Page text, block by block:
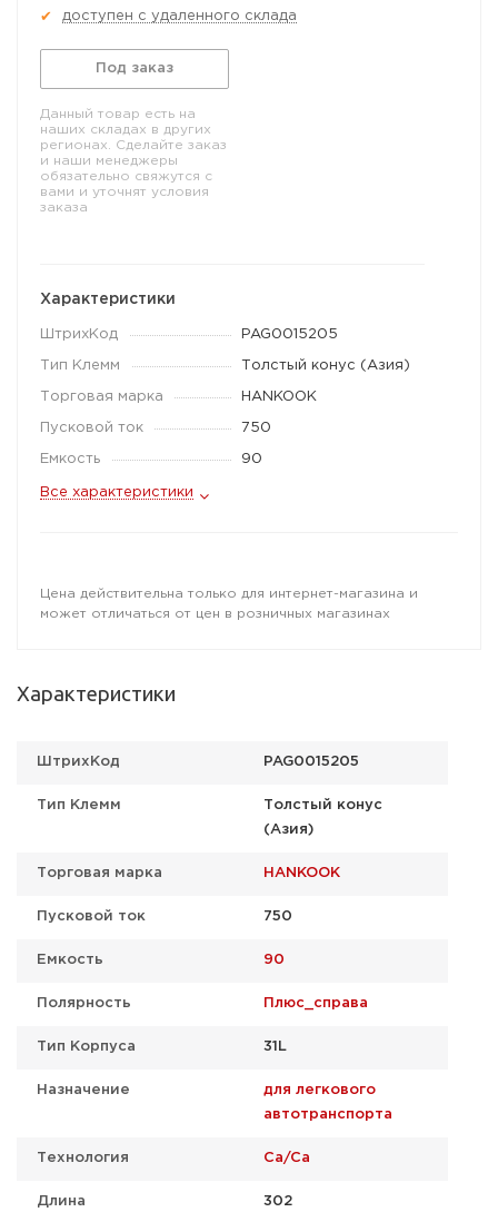
✔ доступен с удаленного склада
Под заказ
Данный товар есть на
наших складах в других
регионах. Сделайте заказ
и наши менеджеры
обязательно свяжутся с
вами и уточнят условия
заказа
Характеристики
ШтрихКод PAG0015205
Тип Клемм Толстый конус (Азия)
Торговая марка HANKOOK
Пусковой ток 750
Емкость 90
Все характеристики
Цена действительна только для интернет-магазина и
может отличаться от цен в розничных магазинах
Характеристики
ШтрихКод PAG0015205
Тип Клемм
Толстый конус
(Азия)
Торговая марка HANKOOK
Пусковой ток 750
Емкость 90
Полярность Плюс_справа
Тип Корпуса 31L
Назначение
для легкового
автотранспорта
Технология Ca/Ca
Длина 302